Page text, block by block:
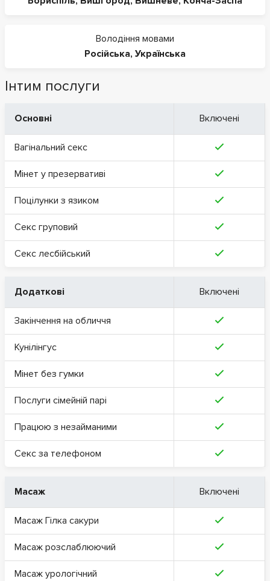
Володіння мовами
Російська, Українська
Інтим послуги
Основні Включені
Вагінальний секс
Мінет у презервативі
Поцілунки з язиком
Секс груповий
Секс лесбійський
Додаткові Включені
Закінчення на обличчя
Кунілінгус
Мінет без гумки
Послуги сімейній парі
Працюю з незайманими
Секс за телефоном
Масаж Включені
Масаж Гілка сакури
Масаж розслаблюючий
Масаж урологічний